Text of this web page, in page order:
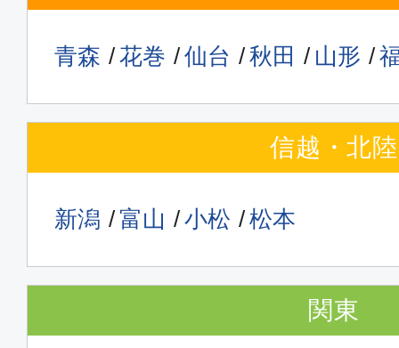
青森 花巻 仙台 秋田 山形
信越・北陸
新潟 富山 小松 松本
関東